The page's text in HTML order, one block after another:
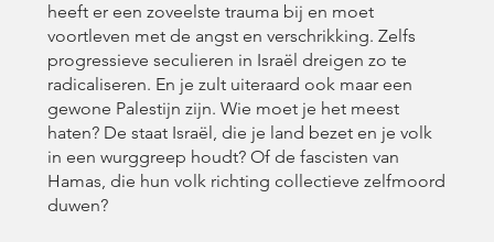
heeft er een zoveelste trauma bij en moet
voortleven met de angst en verschrikking. Zelfs
progressieve seculieren in Israël dreigen zo te
radicaliseren. En je zult uiteraard ook maar een
gewone Palestijn zijn. Wie moet je het meest
haten? De staat Israël, die je land bezet en je volk
in een wurggreep houdt? Of de fascisten van
Hamas, die hun volk richting collectieve zelfmoord
duwen?